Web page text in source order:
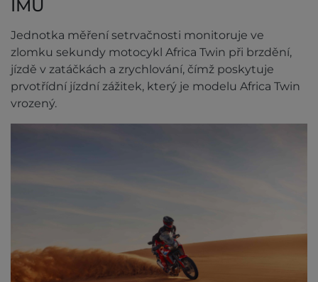
IMU
Jednotka měření setrvačnosti monitoruje ve
zlomku sekundy motocykl Africa Twin při brzdění,
jízdě v zatáčkách a zrychlování, čímž poskytuje
prvotřídní jízdní zážitek, který je modelu Africa Twin
vrozený.